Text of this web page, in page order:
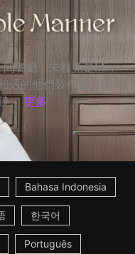
餐廳，未料竟是Min-
的他們裝作互不認
。 更多
Bahasa Indonesia
한국어
Português